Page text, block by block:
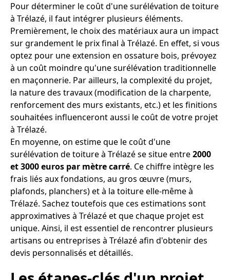
Pour déterminer le coût d'une surélévation de toiture
à Trélazé, il faut intégrer plusieurs éléments.
Premièrement, le choix des matériaux aura un impact
sur grandement le prix final à Trélazé. En effet, si vous
optez pour une extension en ossature bois, prévoyez
à un coût moindre qu'une surélévation traditionnelle
en maçonnerie. Par ailleurs, la complexité du projet,
la nature des travaux (modification de la charpente,
renforcement des murs existants, etc.) et les finitions
souhaitées influenceront aussi le coût de votre projet
à Trélazé.
En moyenne, on estime que le coût d'une
surélévation de toiture à Trélazé se situe entre2000
et 3000 euros par mètre carré. Ce chiffre intègre les
frais liés aux fondations, au gros œuvre (murs,
plafonds, planchers) et à la toiture elle-même à
Trélazé. Sachez toutefois que ces estimations sont
approximatives à Trélazé et que chaque projet est
unique. Ainsi, il est essentiel de rencontrer plusieurs
artisans ou entreprises à Trélazé afin d'obtenir des
devis personnalisés et détaillés.